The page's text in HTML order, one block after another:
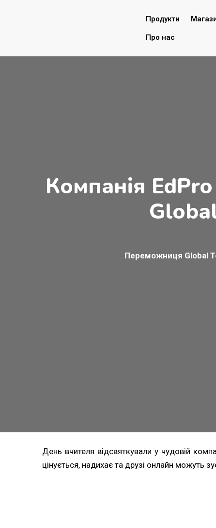
Продукти
Про нас
Компанія
Переможниця Global
День вчителя відсвяткували у чудовій
цінується, надихає та друзі онлайн можуть